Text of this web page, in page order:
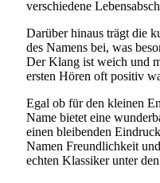
verschiedene
Darüber hinaus trägt die
des Namens bei, was
Der Klang ist weich und
ersten Hören oft positiv
Egal ob für den kleinen
Name bietet eine
einen bleibenden
Namen Freundlichkeit
echten Klassiker unter